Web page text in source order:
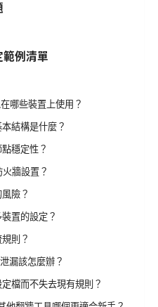
範例清單
哪些裝置上使用？
結構是什麼？
穩定性？
牆設置？
險？
置的設定？
則？
漏該怎麼辦？
檔而不失去現有規則？